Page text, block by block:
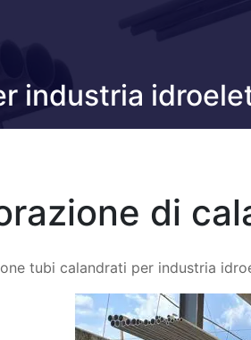
industria
di
tubi calandrati per industria